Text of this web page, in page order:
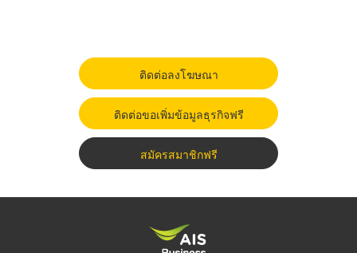
ติดต่อลงโฆษณา
ติดต่อขอเพิ่มข้อมูลธุรกิจฟรี
สมัครสมาชิกฟรี